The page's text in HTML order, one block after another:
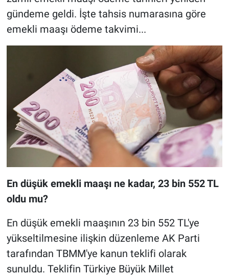
gündeme geldi. İşte tahsis numarasına göre
emekli maaşı ödeme takvimi...
En düşük emekli maaşı ne kadar, 23 bin 552 TL
oldu mu?
En düşük emekli maaşının 23 bin 552 TL'ye
yükseltilmesine ilişkin düzenleme AK Parti
tarafından TBMM'ye kanun teklifi olarak
sunuldu. Teklifin Türkiye Büyük Millet